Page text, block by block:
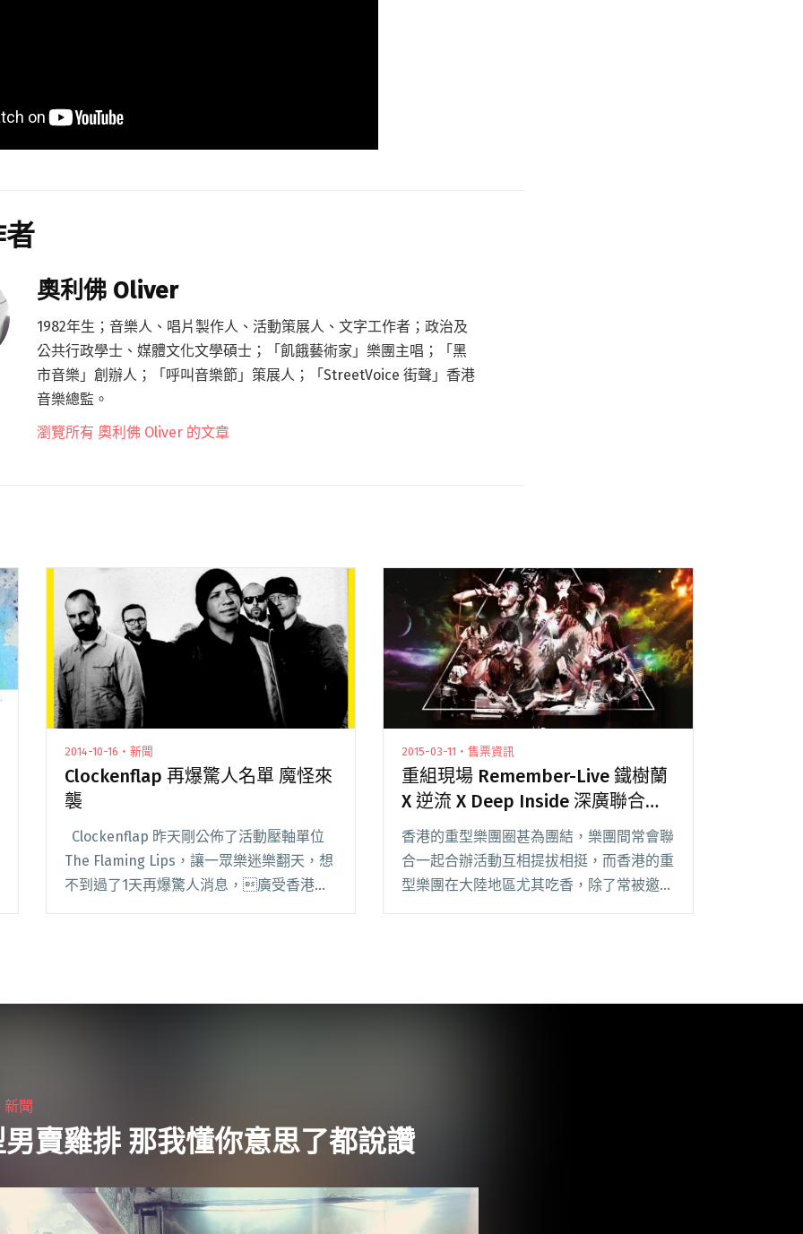
奧利佛 Oliver
1982年生；音樂人、唱片製作人、活動策展人、文字工作者；政治及
公共行政學士、媒體文化文學碩士；「飢餓藝術家」樂團主唱；「黑
市音樂」創辦人；「呼叫音樂節」策展人；「StreetVoice 街聲」香港
音樂總監。
瀏覽所有 奧利佛 Oliver 的文章
2014-10-16・新聞
Clockenflap 再爆驚人名單 魔怪來
襲
Clockenflap 昨天剛公佈了活動壓軸單位
The Flaming Lips，讓一眾樂迷樂翻天，想
不到過了1天再爆驚人消息，廣受香港樂
2015-03-11・售票資訊
重組現場 Remember-Live 鐵樹蘭
X 逆流 X Deep Inside 深廣聯合演
出
香港的重型樂團圈甚為團結，樂團間常會聯
合一起合辦活動互相提拔相挺，而香港的重
型樂團在大陸地區尤其吃香，除了常被邀請
Remember-Live 鐵樹蘭 X 逆流 X Deep
新聞
賣雞排 那我懂你意思了都說讚